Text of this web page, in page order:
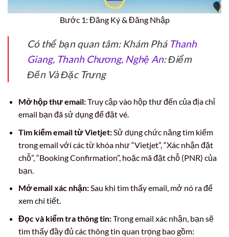
Bước 1: Đăng Ký & Đăng Nhập
Có thể bạn quan tâm: Khám Phá Thanh
Giang, Thanh Chương, Nghệ An: Điểm
Đến Và Đặc Trưng
Mở hộp thư email:Truy cập vào hộp thư đến của địa chỉ
email bạn đã sử dụng để đặt vé.
Tìm kiếm email từ Vietjet:Sử dụng chức năng tìm kiếm
trong email với các từ khóa như “Vietjet”, “Xác nhận đặt
chỗ”, “Booking Confirmation”, hoặc mã đặt chỗ (PNR) của
bạn.
Mở email xác nhận:Sau khi tìm thấy email, mở nó ra để
xem chi tiết.
Đọc và kiểm tra thông tin:Trong email xác nhận, bạn sẽ
tìm thấy đầy đủ các thông tin quan trọng bao gồm: